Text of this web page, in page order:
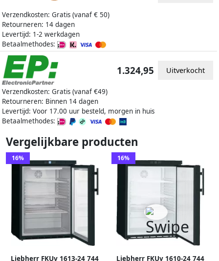
Verzendkosten: Gratis (vanaf € 50)
Retourneren: 14 dagen
Levertijd: 1-2 werkdagen
Betaalmethodes:
Verzendkosten: Gratis (vanaf €49)
Retourneren: Binnen 14 dagen
Levertijd: Voor 17.00 uur besteld, morgen in huis
Betaalmethodes:
1.324,95 Uitverkocht
Vergelijkbare producten
16%
Liebherr FKUv 1613-24 744
16%
Liebherr FKUv 1610-24 744